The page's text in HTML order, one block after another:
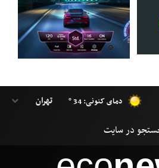
دمای کنونی: 34 °